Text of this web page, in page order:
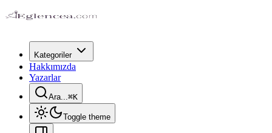
Kategoriler
Hakkımızda
Yazarlar
Ara...⌘K
Toggle theme